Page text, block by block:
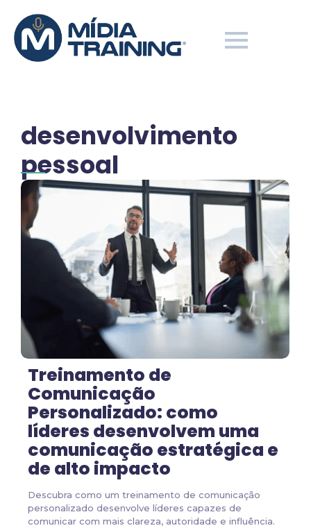
desenvolvimento
pessoal
Treinamento de
Comunicação
Personalizado: como
líderes desenvolvem uma
comunicação estratégica e
de alto impacto
Descubra como um treinamento de comunicação
personalizado desenvolve líderes capazes de
comunicar com mais clareza, autoridade e influência.